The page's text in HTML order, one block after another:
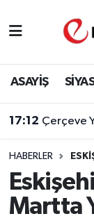
ASAYİŞ
17:12 Çerçeve
HABERLER
Martta
Eskişehir
Eskişehir
Eskişehir
Süper